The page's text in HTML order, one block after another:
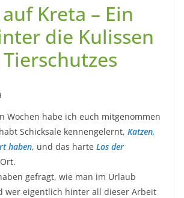
Kreta – Ein
die Kulissen
Wochen habe ich euch mitgenommen
Schicksale kennengelernt, Katzen,
haben, und das harte Los der
gefragt, wie man im Urlaub
wer eigentlich hinter all dieser Arbeit